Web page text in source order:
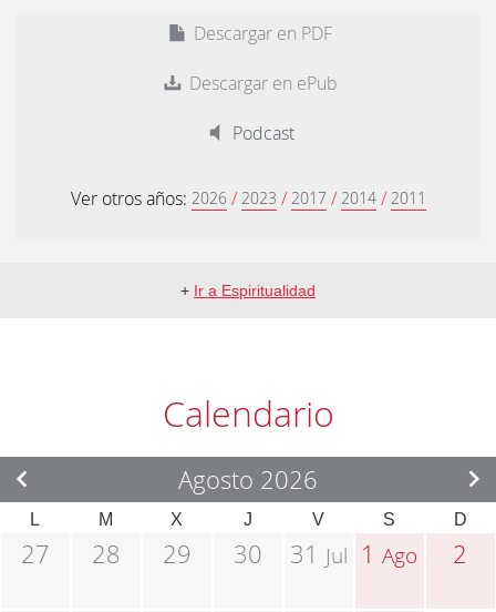
Descargar en PDF
Descargar en ePub
Podcast
Ver otros años: 2026 / 2023 / 2017 / 2014 / 2011
+ Ir a Espiritualidad
Calendario
Agosto 2026
L M X J V S D
27 28 29 30 31 Jul 1Ago 2